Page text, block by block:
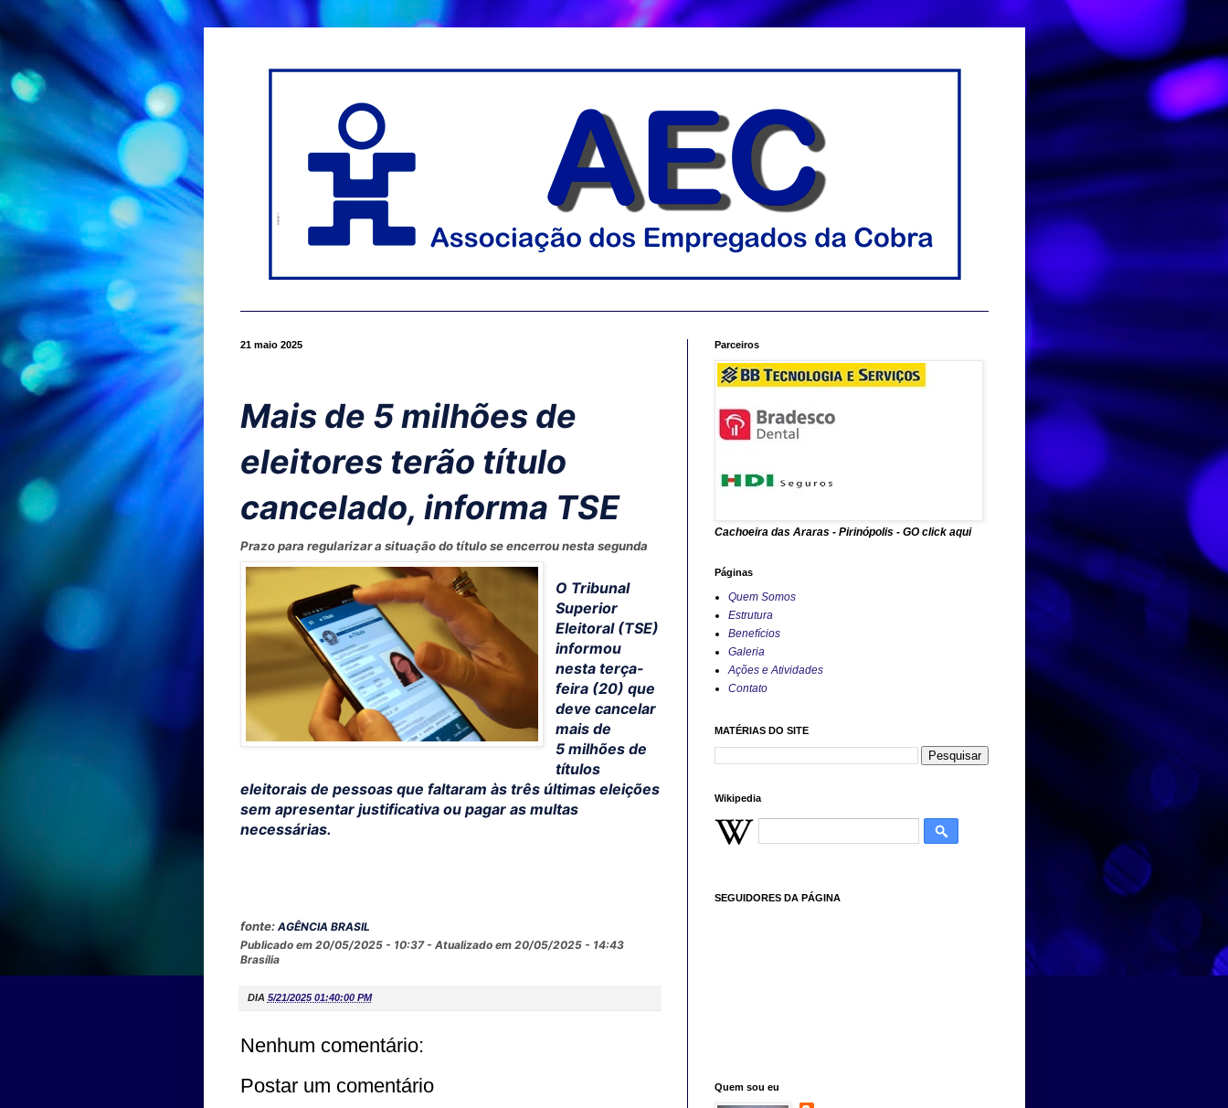
21 maio 2025
Mais de 5 milhões de
eleitores terão título
cancelado, informa TSE
Prazo para regularizar a situação do título se encerrou nesta segunda
O Tribunal
Superior
Eleitoral (TSE)
informou
nesta terça-
feira (20) que
deve cancelar
mais de
5 milhões de
títulos
eleitorais de pessoas que faltaram às três últimas eleições
sem apresentar justificativa ou pagar as multas
necessárias.
fonte: AGÊNCIA BRASIL
Publicado em 20/05/2025 - 10:37- Atualizado em 20/05/2025 - 14:43
Brasília
DIA 5/21/2025 01:40:00 PM
Nenhum comentário:
Postar um comentário
Parceiros
Cachoeira das Araras - Pirinópolis - GO click aqui
Páginas
Quem Somos
Estrutura
Benefícios
Galeria
Ações e Atividades
Contato
MATÉRIAS DO SITE
Wikipedia
SEGUIDORES DA PÁGINA
Quem sou eu